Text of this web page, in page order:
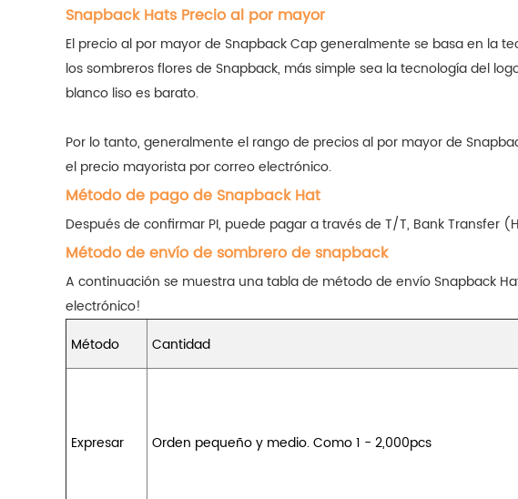
Snapback Hats Precio al por mayor
El precio al por mayor de Snapback Cap generalmente se basa en la
los sombreros flores de Snapback, más simple sea la tecnología del
blanco liso es barato.
Por lo tanto, generalmente el rango de precios al por mayor de
el precio mayorista por correo electrónico.
Método de pago de Snapback Hat
Después de confirmar PI, puede pagar a través de T/T, Bank Transfer
Método de envío de sombrero de snapback
A continuación se muestra una tabla de método de envío Snapback
electrónico!
Método
Cantidad
Expresar Orden pequeño y medio. Como 1 - 2,000pcs